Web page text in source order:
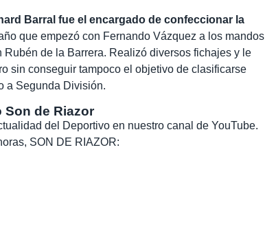
Barral fue el encargado de confeccionar la
que empezó con Fernando Vázquez a los mandos
Rubén de la Barrera. Realizó diversos fichajes y le
sin conseguir tampoco el objetivo de clasificarse
a Segunda División.
Son de Riazor
del Deportivo en nuestro canal de YouTube.
SON DE RIAZOR: